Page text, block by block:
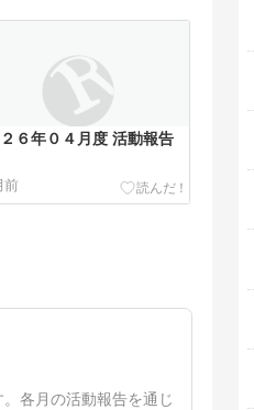
６年０４月度 活動報告
前
各月の活動報告を通じ